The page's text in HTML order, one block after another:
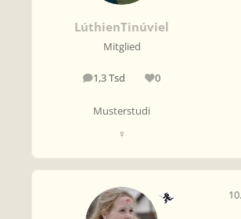
LúthienTinúviel
Mitglied
1,3 Tsd
Beiträge 0
Reputation
Musterstudi
♀